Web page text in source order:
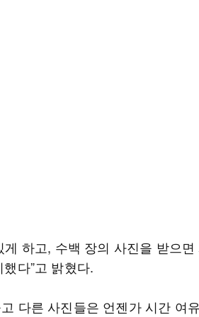
하고, 수백 장의 사진을 받으면
다”고 밝혔다.
다른 사진들은 언젠가 시간 여